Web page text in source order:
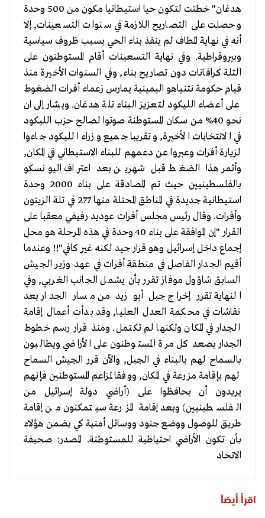
هدغان" خطتت لتكون حيا استيطانيا مكون من 500 وحدة
وحصلت على التصاريح اللازمة في سنوات التسعينات, إلا
أنه في نهاية المطاف لم ينفذ بناء الحي بسبب ظروف سياسية
وبيروقراطية. وفي نهاية التسعينات أقام المستوطنون على
التلة كرافانات دون تصاريح بناء, وفي السنوات الأخيرة منذ
قيام حكومة نتنياهو اليمينية يمارس زعماء أفرات الضغوط
على أعضاء الليكود لتعزيز البناء تلة هدغان. ويشار إلى ان
نحو 40% من سكان المستوطنة صوتوا لصالح حزب الليكود
في الانتخابات الأخيرة, وتقريبا جميع وزراء الليكود جاءوا
لزيارة أفرات وعبروا عن دعمهم للبناء الاستيطاني في المكان,
وأثمر هذا الضغط قبل شهرين بعد اعتراف اليونسكو
بالفلسطينيين حيث تم المصادقة على بناء 2000 وحدة
استيطانية جديدة في المناطق المحتلة منها 277 في تلة الزيتون
وأفرات. وقال رئيس مجلس أفرات عوديد رفيفي معقبا على
القرار "إن الموافقة على بناء 40 وحدة في هذه المرحلة هو محل
إجماع داخل إسرائيل وهو قرار جيد لكنه غير كافي"!! وعندما
أقيم الجدار الفاصل في منطقة أفرات في عهد وزير الجيش
السابق شاؤول موفاز تقرر بأن يشمل الجانب الغربي, وفي
النهاية تقرر إخراج جبل أبو زيد من مسار الجدار بعد
نقاشات في محكمة العدل العليا, وقد بدأت أعمال إقامة
الجدار في المكان ولكنها لم تكتمل. ومنذ قرار رسم خطوط
الجدار يصعد كل مرة المستوطنون على الأراضي ويطالبون
بالسماح لهم بالبناء في الجبل, والآن قرر الجيش السماح
لهم بإقامة مزرعة في المكان, ووفقا لمزاعم المستوطنين فإنهم
يريدون أن يحافظوا على (أراضي دولة إسرائيل من
الفلسطينيين) وبعد إقامة المزرعة سيتمكنون من إقامة
طريق للوصول ووضع جنود ووسائل أمنية كي يضمن هؤلاء
بأن تكون الأراضي احتياطية للمستوطنة. المصدر: صحيفة
الاتحاد
اقرأ أيضاً